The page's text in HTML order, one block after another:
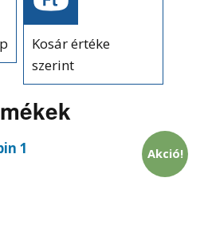
Kosár értéke
szerint
Akció!